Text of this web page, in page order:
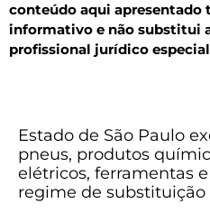
conteúdo aqui apresentado
informativo e não substitui
profissional jurídico
Estado de São Paulo
pneus, produtos
elétricos, ferramentas
regime de